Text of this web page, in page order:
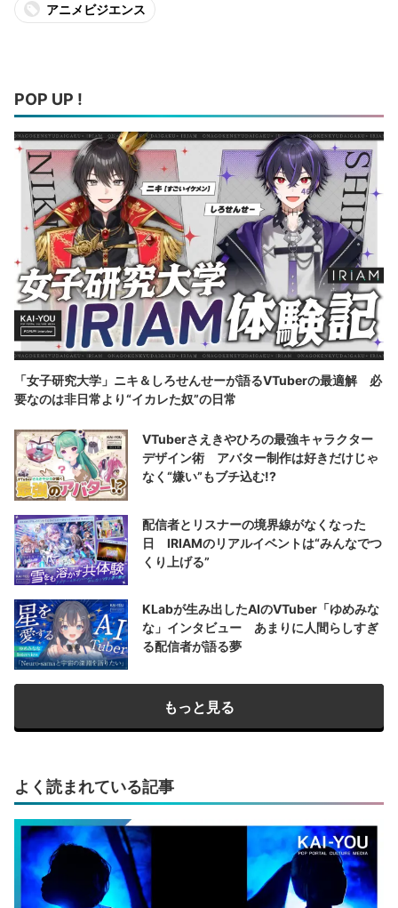
アニメビジエンス
POP UP !
「女子研究大学」ニキ＆しろせんせーが語るVTuberの最適解 必
要なのは非日常より“イカレた奴”の日常
VTuberさえきやひろの最強キャラクター
デザイン術 アバター制作は好きだけじゃ
なく“嫌い”もブチ込む!?
配信者とリスナーの境界線がなくなった
日 IRIAMのリアルイベントは“みんなでつ
くり上げる”
KLabが生み出したAIのVTuber「ゆめみな
な」インタビュー あまりに人間らしすぎ
る配信者が語る夢
もっと見る
よく読まれている記事